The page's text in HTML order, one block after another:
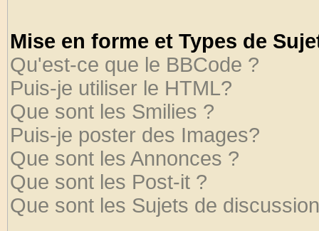
Mise en forme et Types de
Qu'est-ce que le BBCode ?
Puis-je utiliser le HTML?
Que sont les Smilies ?
Puis-je poster des Images?
Que sont les Annonces ?
Que sont les Post-it ?
Que sont les Sujets de